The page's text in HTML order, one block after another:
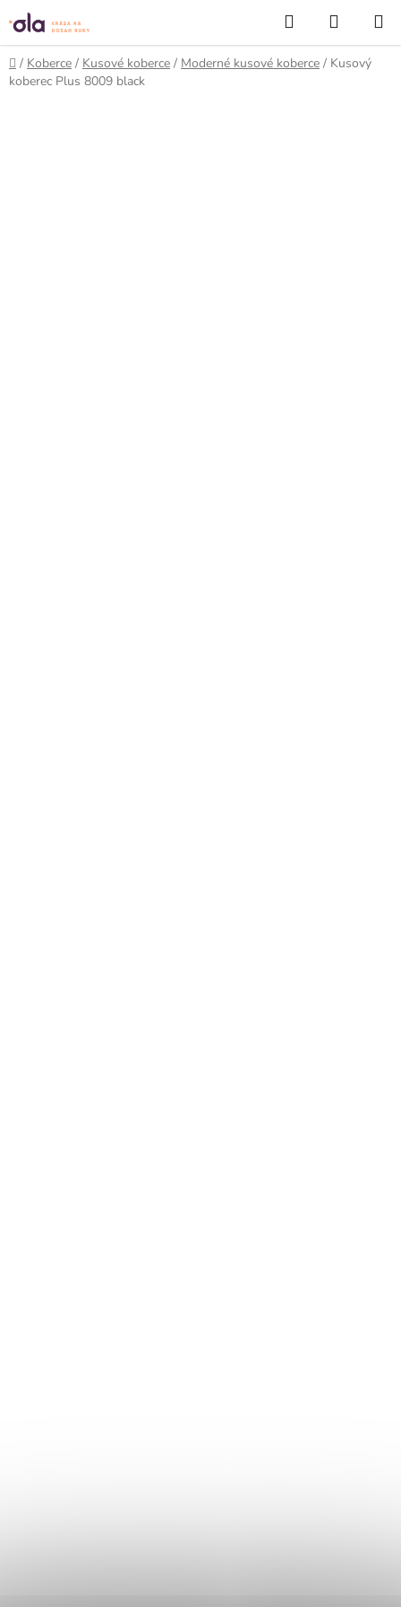
Prejsť
na
obsah
Hľadať
KOŠÍK
Domov
/ Koberce / Kusové koberce / Moderné kusové koberce / Kusový
koberec Plus 8009 black